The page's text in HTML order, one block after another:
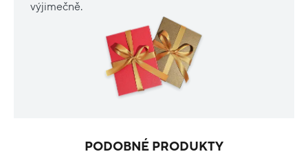
výjimečně.
PODOBNÉ PRODUKTY